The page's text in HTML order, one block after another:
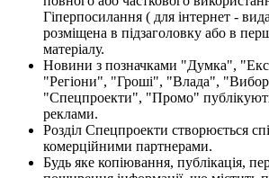
Гіперпосилання ( для інтернет -
розміщена в підзаголовку або в
матеріалу.
Новини з позначками "Думка",
"Регіони", "Гроші", "Влада",
"Спецпроекти", "Промо"
реклами.
Розділ Спецпроекти створюється
комерційними партнерами.
Будь яке копіювання, публікація,